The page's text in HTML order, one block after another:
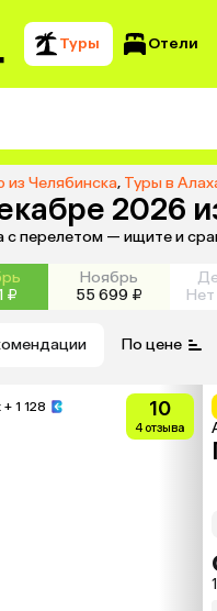
Туры Отели
из Челябинска, Туры в
2026
с перелетом — ищите и
₽
Ноябрь
55 699 ₽
По цене
+ 1 128 10
4 отзыва